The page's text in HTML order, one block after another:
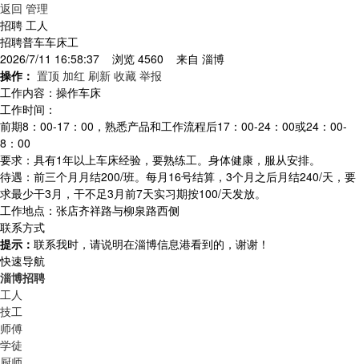
返回 管理
招聘 工人
招聘普车车床工
2026/7/11 16:58:37 浏览 4560 来自 淄博
操作： 置顶 加红 刷新 收藏 举报
工作内容：操作车床
工作时间：
前期8：00-17：00，熟悉产品和工作流程后17：00-24：00或24：00-
8：00
要求：具有1年以上车床经验，要熟练工。身体健康，服从安排。
待遇：前三个月月结200/班。每月16号结算，3个月之后月结240/天，要
求最少干3月，干不足3月前7天实习期按100/天发放。
工作地点：张店齐祥路与柳泉路西侧
联系方式
提示： 联系我时，请说明在淄博信息港看到的，谢谢！
快速导航
淄博招聘
工人
技工
师傅
学徒